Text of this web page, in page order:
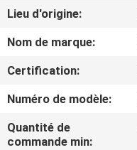
SUJET
DE
NOUS
VISITE
D'USINE
Lieu d'origine:
Nom de marque:
Certification:
Numéro de modèle:
Quantité de
commande min: